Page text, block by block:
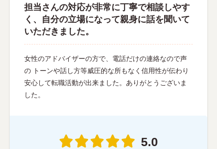
担当さんの対応が非常に丁寧で相談しやす
く、自分の立場になって親身に話を聞いて
いただきました。
女性のアドバイザーの方で、電話だけの連絡なので声
の トーンや話し方等威圧的な所もなく信用性が伝わり
安心して転職活動が出来ました。ありがとうございま
した。
5.0